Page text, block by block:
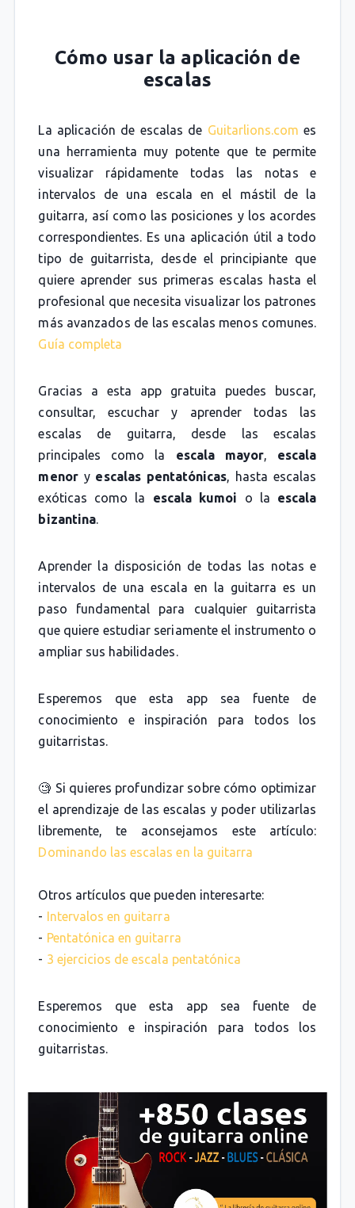
Cómo usar la aplicación de
escalas
La aplicación de escalas de Guitarlions.com es
una herramienta muy potente que te permite
visualizar rápidamente todas las notas e
intervalos de una escala en el mástil de la
guitarra, así como las posiciones y los acordes
correspondientes. Es una aplicación útil a todo
tipo de guitarrista, desde el principiante que
quiere aprender sus primeras escalas hasta el
profesional que necesita visualizar los patrones
más avanzados de las escalas menos comunes.
Guía completa
Gracias a esta app gratuita puedes buscar,
consultar, escuchar y aprender todas las
escalas de guitarra, desde las escalas
principales como la escala mayor, escala
menory escalas pentatónicas, hasta escalas
exóticas como la escala kumoi o la escala
bizantina.
Aprender la disposición de todas las notas e
intervalos de una escala en la guitarra es un
paso fundamental para cualquier guitarrista
que quiere estudiar seriamente el instrumento o
ampliar sus habilidades.
Esperemos que esta app sea fuente de
conocimiento e inspiración para todos los
guitarristas.
🧐 Si quieres profundizar sobre cómo optimizar
el aprendizaje de las escalas y poder utilizarlas
libremente, te aconsejamos este artículo:
Dominando las escalas en la guitarra
Otros artículos que pueden interesarte:
- Intervalos en guitarra
- Pentatónica en guitarra
- 3 ejercicios de escala pentatónica
Esperemos que esta app sea fuente de
conocimiento e inspiración para todos los
guitarristas.